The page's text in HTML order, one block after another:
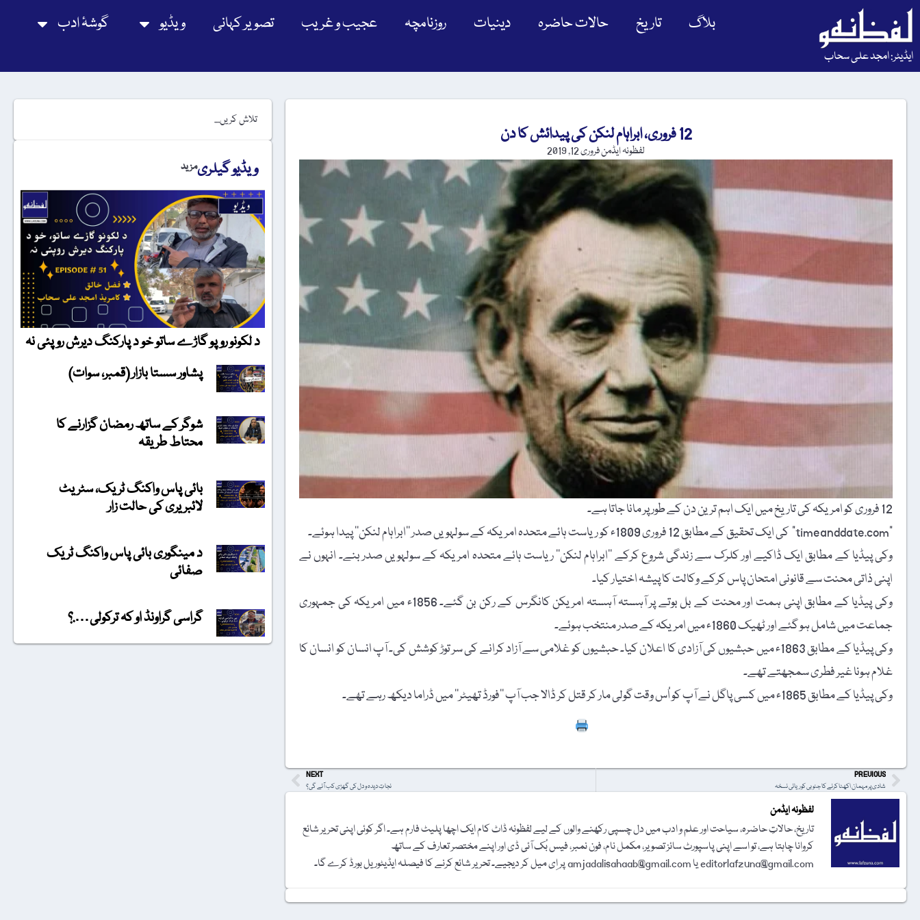
ایڈیٹر: امجد علی سحاب
بلاگ تاریخ حالات حاضرہ دینیات روزنامچہ عجیب و غریب تصویر کہانی ویڈیو گوشۂ ادب
12 فروری، ابراہام لنکن کی پیدائش کا دن
لفظونہ ایڈمنفروری 12, 2019
12 فروری کو امریکہ کی تاریخ میں ایک اہم ترین دن کے طور پر مانا جاتا ہے۔
"timeanddate.com” کی ایک تحقیق کے مطابق 12 فروری 1809ء کو ریاست ہائے متحدہ امریکہ کے سولہویں صدر ’’ابراہام لنکن‘‘ پیدا ہوئے۔
وکی پیڈیا کے مطابق ایک ڈاکیے اور کلرک سے زندگی شروع کرکے ’’ابراہام لنکن‘‘ ریاست ہائے متحدہ امریکہ کے سولہویں صدر بنے۔ انہوں نے
اپنی ذاتی محنت سے قانونی امتحان پاس کرکے وکالت کا پیشہ اختیار کیا۔
وکی پیڈیا کے مطابق اپنی ہمت اور محنت کے بل بوتے پر آہستہ آہستہ امریکن کانگرس کے رکن بن گئے۔ 1856ء میں امریکہ کی جمہوری
جماعت میں شامل ہو گئے اور ٹھیک 1860ء میں امریکہ کے صدر منتخب ہوئے۔
وکی پیڈیا کے مطابق 1863ء میں حبشیوں کی آزادی کا اعلان کیا۔ حبشیوں کو غلامی سے آزاد کرانے کی سر توڑ کوشش کی۔ آپ انسان کو انسان کا
غلام ہونا غیر فطری سمجھتے تھے۔
وکی پیڈیا کے مطابق 1865ء میں کسی پاگل نے آپ کو اُس وقت گولی مار کر قتل کر ڈالا جب آپ ’’فورڈ تھیٹر‘‘ میں ڈراما دیکھ رہے تھے۔
PREVIOUS
شادی پر مہمان اکھٹا کرنے کا جنوبی کوریائی نسخہ
NEXT
نجاتِ دیدہ و دل کی گھڑی کب آئے گی؟
لفظونہ ایڈمن
تاریخ، حالاتِ حاضرہ، سیاحت اور علم و ادب میں دل چسپی رکھنے والوں کے لیے لفظونہ ڈاٹ کام ایک اچھا پلیٹ فارم ہے۔ اگر کوئی اپنی تحریر شائع
کروانا چاہتا ہے، تو اسے اپنی پاسپورٹ سائز تصویر، مکمل نام، فون نمبر، فیس بُک آئی ڈی اور اپنے مختصر تعارف کے ساتھ
editorlafzuna@gmail.com یا amjadalisahaab@gmail.com پر اِی میل کر دیجیے۔ تحریر شائع کرنے کا فیصلہ ایڈیٹوریل بورڈ کرے گا۔
ویڈیو گیلریمزید
د لکونو روپو گاڑے ساتو خو د پارکنگ دیرش روپئی نہ
پشاور سستا بازار (قمبر، سوات)
شوگر کے ساتھ رمضان گزارنے کا
محتاط طریقہ
بائی پاس واکنگ ٹریک، سٹریٹ
لائبریری کی حالت زار
د مینگوری بائی پاس واکنگ ٹریک
صفائی
گراسی گراونڈ او کہ ترکولی….؟